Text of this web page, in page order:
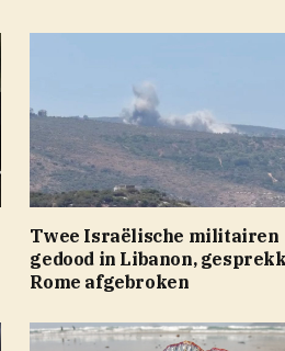
Twee Israëlische militairen
gedood in Libanon,
Rome afgebroken